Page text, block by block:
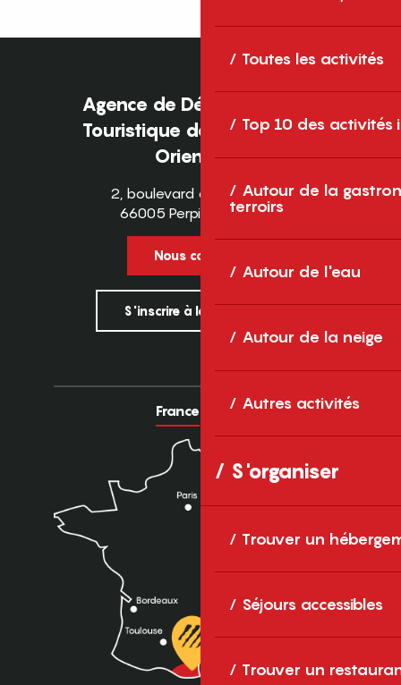
Toutes les activités
Top 10 des activités
Autour de la
terroirs
Autour de l'eau
Autour de la neige
Autres activités
S'organiser
Trouver un
Séjours accessibles
Trouver un
Agence de Développement
Touristique des Pyrénées-
Orientales
2, boulevard des Pyrénées
66005 Perpignan Cedex
Nous contacter
S'inscrire à la newsletter
France Europe